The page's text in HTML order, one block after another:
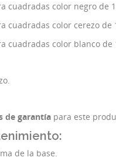
cuadradas color negro de
cuadradas color cerezo de
cuadradas color blanco de
de garantía para este
de la base.